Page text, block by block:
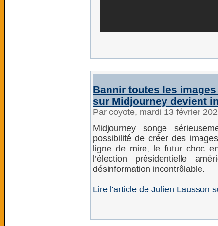
Bannir toutes les
sur Midjourney devient
Par coyote, mardi 13 février
Midjourney songe
possibilité de créer des
ligne de mire, le futur choc
l’élection présidentielle
désinformation incontrôlable.
Lire l'article de Julien Lausson